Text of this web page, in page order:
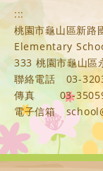
:::
桃園市龜山區新
Elementary
333 桃園市龜山區
聯絡電話
03-
傳真
03-
電子信箱